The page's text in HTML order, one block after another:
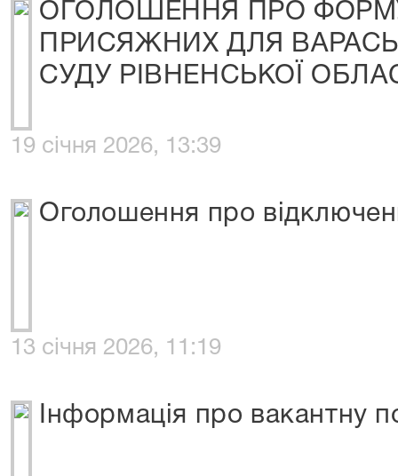
ОГОЛОШЕННЯ ПРО
ПРИСЯЖНИХ ДЛЯ
СУДУ РІВНЕНСЬКОЇ
19 січня 2026, 13:39
Оголошення про
13 січня 2026, 11:19
Інформація про вакантну